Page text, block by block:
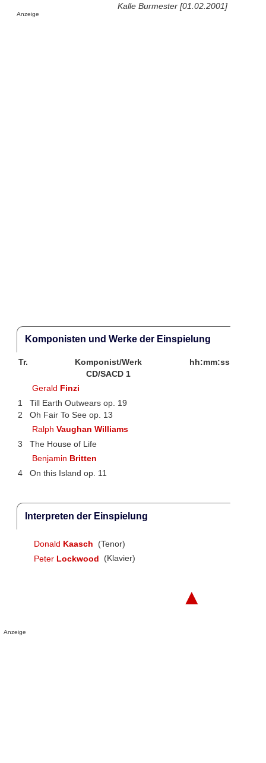
Kalle Burmester [01.02.2001]
Anzeige
Komponisten und Werke der Einspielung
Tr. Komponist/Werk
hh:mm:ss
CD/SACD 1
Gerald Finzi
1
Till Earth Outwears op. 19
2
Oh Fair To See op. 13
RalphVaughan Williams
3
The House of Life
Benjamin Britten
4
On this Island op. 11
Interpreten der Einspielung
Donald Kaasch
(Tenor)
Peter Lockwood (Klavier)
▲
Anzeige